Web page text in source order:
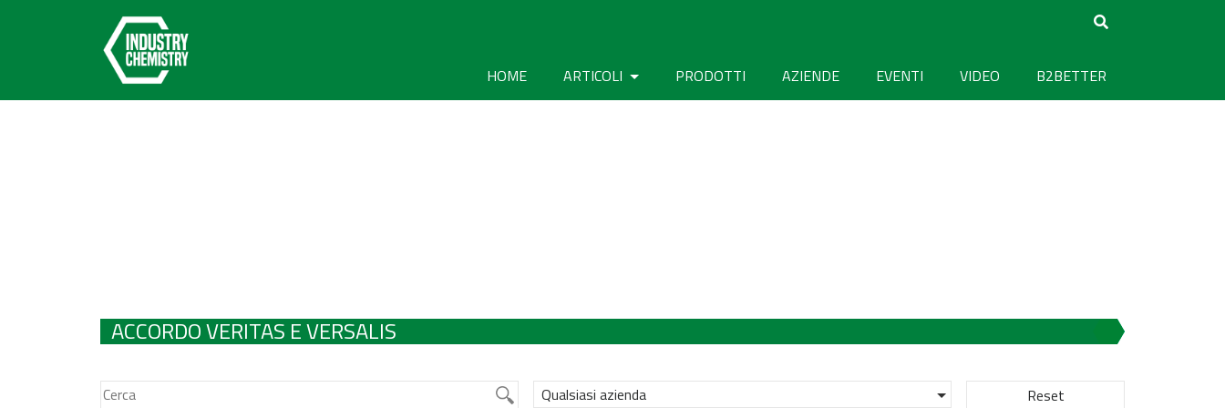
HOME ARTICOLI PRODOTTI AZIENDE EVENTI VIDEO B2BETTER
ACCORDO VERITAS E VERSALIS
Qualsiasi azienda Reset